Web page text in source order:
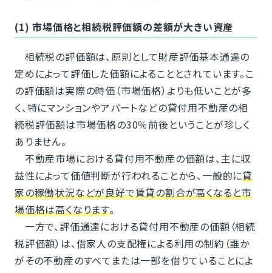
(1) 市場価格と相続税評価額の差額が大きい資産
相続税の評価額は、原則として財産評価基本通達の
定めによって評価した価額によることとされています。こ
の評価額は実際の時価（市場価格）よりも低いことが多
く、特にマンションやアパートなどの貸付用不動産の相
続税評価額は市場価格の30％前後ということが珍しく
ありません。
不動産市場における貸付用不動産の価額は、主に収
益性によって価値判断が行われることから、一般的に貸
家の稼働状況などが良好で賃貸の割合が高くなると市
場価格は高くなります。
一方で、評価通達における貸付用不動産の価額（相続
税評価額）は、借家人の支配権による利用の制約（誰か
がその不動産のすべてまたは一部を借りていることによ